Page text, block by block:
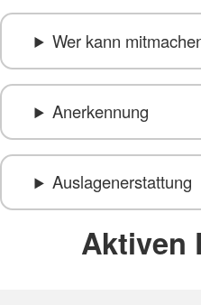
Wer kann
Anerkennung
Auslagenerstattung
Aktiven